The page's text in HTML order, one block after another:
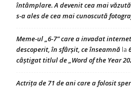
întâmplare. A devenit cea mai
s-a ales de cea mai cunoscută
Meme-ul „6-7” care a invadat
descoperit, în sfârșit, ce înseamnă la
câștigat titlul de „Word of the Year
Actrița de 71 de ani care a folosit